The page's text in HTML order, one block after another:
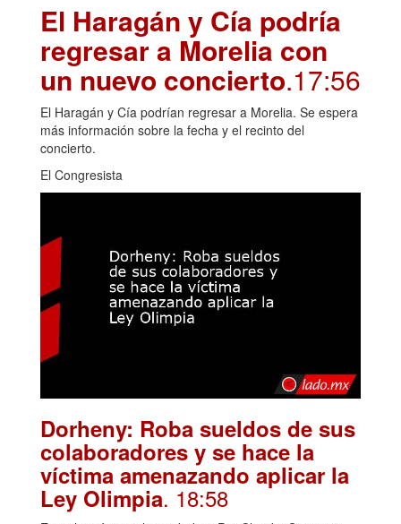
El Haragán y Cía podría
regresar a Morelia con
un nuevo concierto.17:56
El Haragán y Cía podrían regresar a Morelia. Se espera
más información sobre la fecha y el recinto del
concierto.
El Congresista
Dorheny: Roba sueldos de sus
colaboradores y se hace la
víctima amenazando aplicar la
Ley Olimpia. 18:58